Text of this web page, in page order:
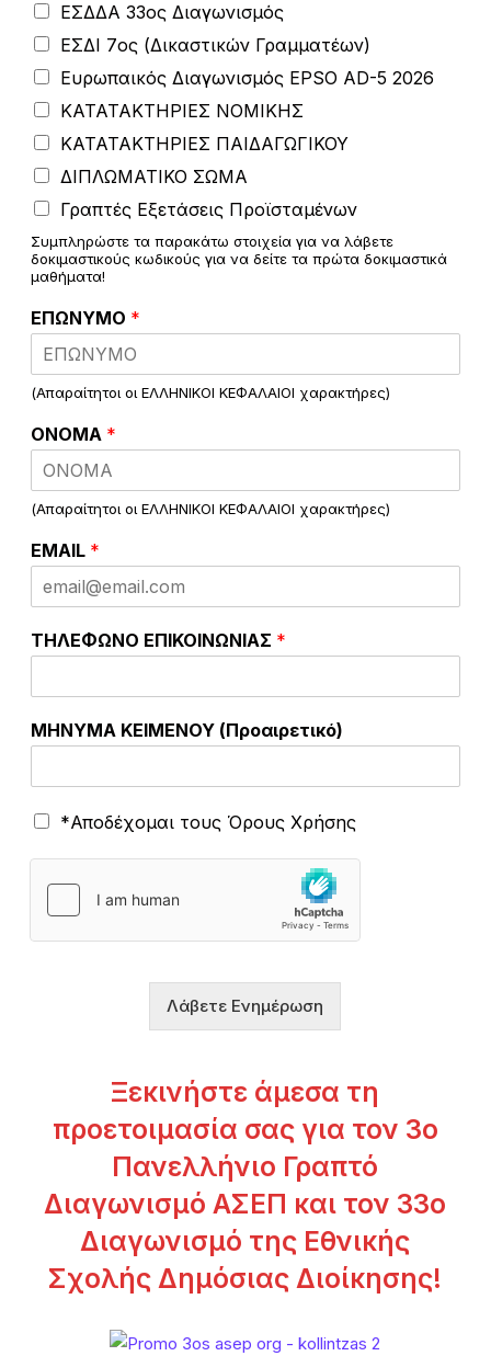
ΕΣΔΔΑ 33ος Διαγωνισμός
ΕΣΔΙ 7ος (Δικαστικών Γραμματέων)
Ευρωπαικός Διαγωνισμός EPSO AD-5 2026
ΚΑΤΑΤΑΚΤΗΡΙΕΣ ΝΟΜΙΚΗΣ
ΚΑΤΑΤΑΚΤΗΡΙΕΣ ΠΑΙΔΑΓΩΓΙΚΟΥ
ΔΙΠΛΩΜΑΤΙΚΟ ΣΩΜΑ
Γραπτές Εξετάσεις Προϊσταμένων
Συμπληρώστε τα παρακάτω στοιχεία για να λάβετε
δοκιμαστικούς κωδικούς για να δείτε τα πρώτα δοκιμαστικά
μαθήματα!
ΕΠΩΝΥΜΟ *
(Απαραίτητοι οι ΕΛΛΗΝΙΚΟΙ ΚΕΦΑΛΑΙΟΙ χαρακτήρες)
ΟΝΟΜΑ *
(Απαραίτητοι οι ΕΛΛΗΝΙΚΟΙ ΚΕΦΑΛΑΙΟΙ χαρακτήρες)
EMAIL *
ΤΗΛΕΦΩΝΟ ΕΠΙΚΟΙΝΩΝΙΑΣ *
ΜΗΝΥΜΑ ΚΕΙΜΕΝΟΥ (Προαιρετικό)
Κ
Ε
Ο
Ό
ο
*Αποδέχομαι τους Όρους Χρήσης
Λάβετε Ενημέρωση
Ξεκινήστε άμεσα τη
προετοιμασία σας για τον 3ο
Πανελλήνιο Γραπτό
Διαγωνισμό ΑΣΕΠ και τον 33ο
Διαγωνισμό της Εθνικής
Σχολής Δημόσιας Διοίκησης!